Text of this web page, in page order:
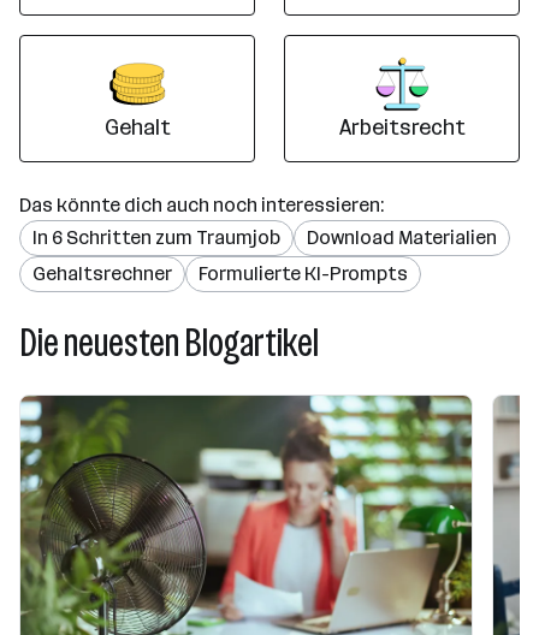
Gehalt Arbeitsrecht
Das könnte dich auch noch interessieren:
In 6 Schritten zum Traumjob
Download Materialien
Gehaltsrechner
Formulierte KI-Prompts
Die neuesten Blogartikel